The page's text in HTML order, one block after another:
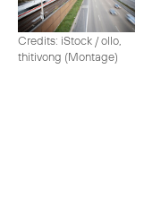
Credits: iStock / ollo,
thitivong (Montage)